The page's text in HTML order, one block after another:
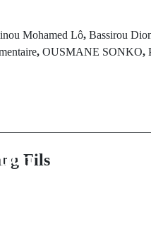
Mohamed Lô, Bassirou
, OUSMANE SONKO,
un
Fils